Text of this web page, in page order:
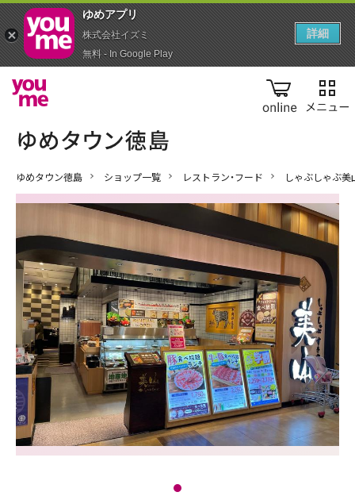
online
ゆめタウン徳島 ショップ一覧 レストラン・フード しゃぶしゃぶ美
ゆめアプ‪リ‬
株式会社イズミ
無料 - In Google Play
詳細